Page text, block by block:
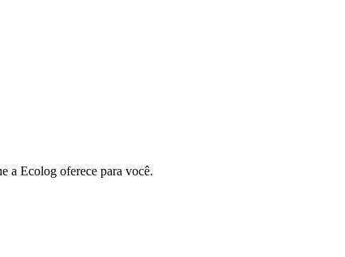
a Ecolog oferece para você.